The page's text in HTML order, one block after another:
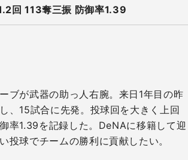
回 113奪三振 防御率1.39
ブが武器の助っ人右腕。来日1年目の昨
、15試合に先発。投球回を大きく上回
率1.39を記録した。DeNAに移籍して迎
投球でチームの勝利に貢献したい。